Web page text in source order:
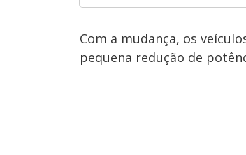
Com a mudança, os
pequena redução de